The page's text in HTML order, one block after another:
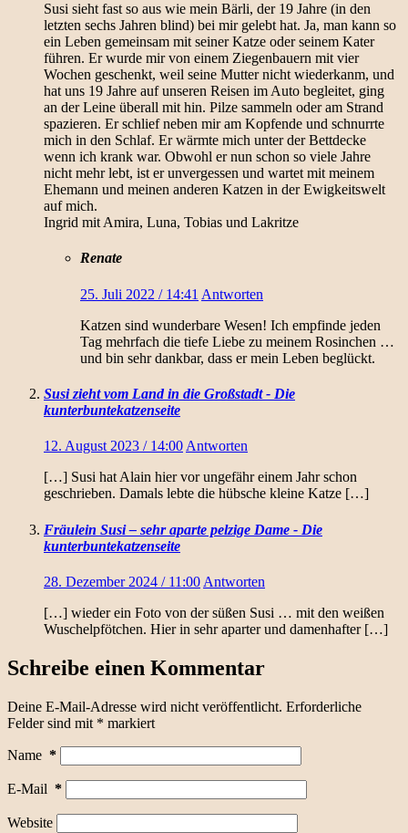
Susi sieht fast so aus wie mein Bärli, der 19 Jahre (in den
letzten sechs Jahren blind) bei mir gelebt hat. Ja, man kann so
ein Leben gemeinsam mit seiner Katze oder seinem Kater
führen. Er wurde mir von einem Ziegenbauern mit vier
Wochen geschenkt, weil seine Mutter nicht wiederkanm, und
hat uns 19 Jahre auf unseren Reisen im Auto begleitet, ging
an der Leine überall mit hin. Pilze sammeln oder am Strand
spazieren. Er schlief neben mir am Kopfende und schnurrte
mich in den Schlaf. Er wärmte mich unter der Bettdecke
wenn ich krank war. Obwohl er nun schon so viele Jahre
nicht mehr lebt, ist er unvergessen und wartet mit meinem
Ehemann und meinen anderen Katzen in der Ewigkeitswelt
auf mich.
Ingrid mit Amira, Luna, Tobias und Lakritze
Renate
25. Juli 2022 / 14:41 Antworten
Katzen sind wunderbare Wesen! Ich empfinde jeden
Tag mehrfach die tiefe Liebe zu meinem Rosinchen …
und bin sehr dankbar, dass er mein Leben beglückt.
Susi zieht vom Land in die Großstadt - Die
kunterbuntekatzenseite
12. August 2023 / 14:00 Antworten
[…] Susi hat Alain hier vor ungefähr einem Jahr schon
geschrieben. Damals lebte die hübsche kleine Katze […]
Fräulein Susi – sehr aparte pelzige Dame - Die
kunterbuntekatzenseite
28. Dezember 2024 / 11:00 Antworten
[…] wieder ein Foto von der süßen Susi … mit den weißen
Wuschelpfötchen. Hier in sehr aparter und damenhafter […]
Schreibe einen Kommentar
Deine E-Mail-Adresse wird nicht veröffentlicht. Erforderliche
Felder sind mit * markiert
Name *
E-Mail *
Website